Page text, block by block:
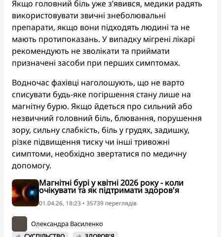
Якщо головний біль уже з’явився, медики радять
використовувати звичні знеболювальні
препарати, якщо вони підходять людині та не
мають протипоказань. У випадку мігрені лікарі
рекомендують не зволікати та приймати
призначені засоби при перших симптомах.
Водночас фахівці наголошують, що не варто
списувати будь-яке погіршення стану лише на
магнітну бурю. Якщо йдеться про сильний або
незвичний головний біль, блювання, порушення
зору, сильну слабкість, біль у грудях, задишку,
різке підвищення тиску чи інші тривожні
симптоми, необхідно звертатися по медичну
допомогу.
Магнітні бурі у квітні 2026 року - коли
очікувати та як підтримати здоров'я
01.04.26, 18:23 • 35739 переглядiв
Олександра Василенко